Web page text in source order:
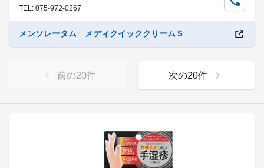
TEL: 075-972-0267
メンソレータム メディクイッククリームＳ
前の20件 次の20件